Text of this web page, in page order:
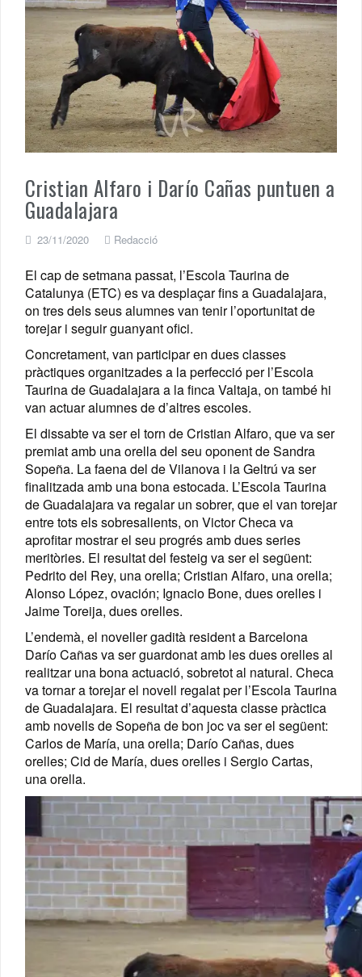
Cristian Alfaro i Darío Cañas puntuen a
Guadalajara
23/11/2020 Redacció
El cap de setmana passat, l’Escola Taurina de
Catalunya (ETC) es va desplaçar fins a Guadalajara,
on tres dels seus alumnes van tenir l’oportunitat de
torejar i seguir guanyant ofici.
Concretament, van participar en dues classes
pràctiques organitzades a la perfecció per l’Escola
Taurina de Guadalajara a la finca Valtaja, on també hi
van actuar alumnes de d’altres escoles.
El dissabte va ser el torn de Cristian Alfaro, que va ser
premiat amb una orella del seu oponent de Sandra
Sopeña. La faena del de Vilanova i la Geltrú va ser
finalitzada amb una bona estocada. L’Escola Taurina
de Guadalajara va regalar un sobrer, que el van torejar
entre tots els sobresalients, on Victor Checa va
aprofitar mostrar el seu progrés amb dues series
meritòries. El resultat del festeig va ser el següent:
Pedrito del Rey, una orella; Cristian Alfaro, una orella;
Alonso López, ovación; Ignacio Bone, dues orelles i
Jaime Toreija, dues orelles.
L’endemà, el noveller gadità resident a Barcelona
Darío Cañas va ser guardonat amb les dues orelles al
realitzar una bona actuació, sobretot al natural. Checa
va tornar a torejar el novell regalat per l’Escola Taurina
de Guadalajara. El resultat d’aquesta classe pràctica
amb novells de Sopeña de bon joc va ser el següent:
Carlos de María, una orella; Darío Cañas, dues
orelles; Cid de María, dues orelles i Sergio Cartas,
una orella.